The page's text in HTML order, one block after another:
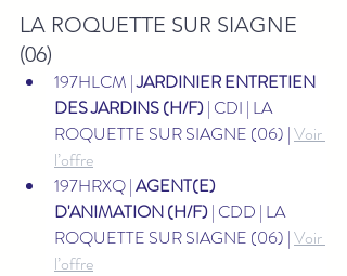
LA ROQUETTE SUR SIAGNE
(06)
197HLCM | JARDINIER ENTRETIEN
DES JARDINS (H/F) | CDI | LA
ROQUETTE SUR SIAGNE (06) | Voir
l’offre
197HRXQ | AGENT(E)
D'ANIMATION (H/F) | CDD | LA
ROQUETTE SUR SIAGNE (06) | Voir
l’offre